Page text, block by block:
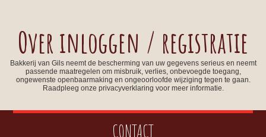
Over inloggen / registratie
Bakkerij van Gils neemt de bescherming van uw gegevens serieus en neemt
passende maatregelen om misbruik, verlies, onbevoegde toegang,
ongewenste openbaarmaking en ongeoorloofde wijziging tegen te gaan.
Raadpleeg onze privacyverklaring voor meer informatie.
CONTACT